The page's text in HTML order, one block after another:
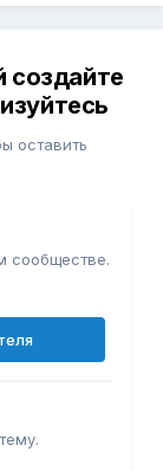
создайте
оставить
сообществе.